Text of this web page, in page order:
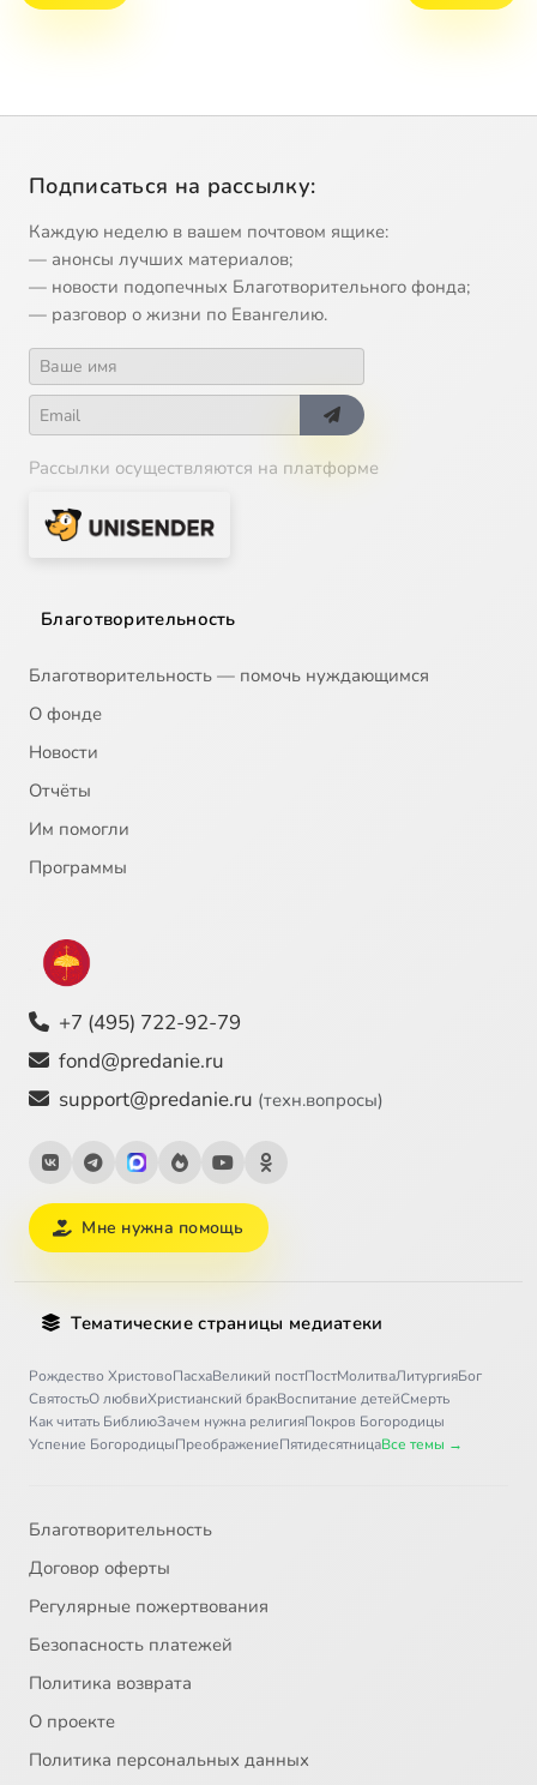
Подписаться на рассылку:
Каждую неделю в вашем почтовом ящике:
— анонсы лучших материалов;
— новости подопечных Благотворительного фонда;
— разговор о жизни по Евангелию.
Рассылки осуществляются на платформе
Благотворительность
Благотворительность — помочь нуждающимся
О фонде
Новости
Отчёты
Им помогли
Программы
+7 (495) 722-92-79
fond@predanie.ru
support@predanie.ru (техн.вопросы)
Мне нужна помощь
Тематические страницы медиатеки
Рождество ХристовоПасхаВеликий постПостМолитваЛитургияБог
СвятостьО любвиХристианский бракВоспитание детейСмерть
Как читать БиблиюЗачем нужна религияПокров Богородицы
Успение БогородицыПреображениеПятидесятницаВсе темы →
Благотворительность
Договор оферты
Регулярные пожертвования
Безопасность платежей
Политика возврата
О проекте
Политика персональных данных